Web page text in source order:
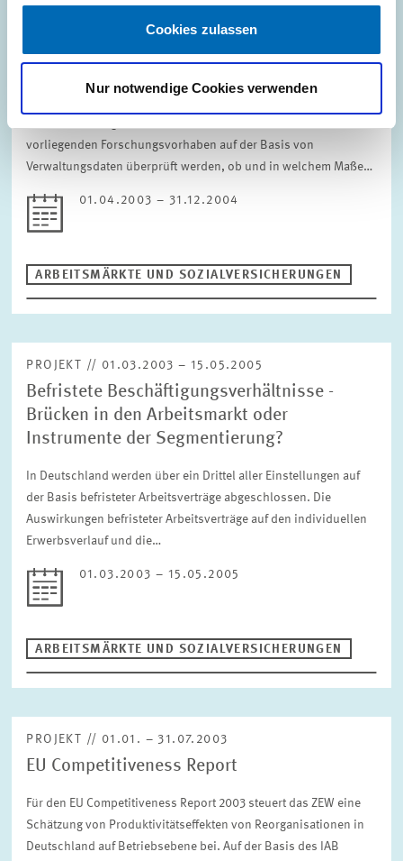
Cookies zulassen
Nur notwendige Cookies verwenden
Beschäftigungsförderung
vorliegenden Forschungsvorhaben auf der Basis von
Verwaltungsdaten überprüft werden, ob und in welchem Maße…
01.04.2003 – 31.12.2004
ARBEITSMÄRKTE UND SOZIALVERSICHERUNGEN
PROJEKT // 01.03.2003 – 15.05.2005
Befristete Beschäftigungsverhältnisse -
Brücken in den Arbeitsmarkt oder
Instrumente der Segmentierung?
In Deutschland werden über ein Drittel aller Einstellungen auf
der Basis befristeter Arbeitsverträge abgeschlossen. Die
Auswirkungen befristeter Arbeitsverträge auf den individuellen
Erwerbsverlauf und die…
01.03.2003 – 15.05.2005
ARBEITSMÄRKTE UND SOZIALVERSICHERUNGEN
PROJEKT // 01.01. – 31.07.2003
EU Competitiveness Report
Für den EU Competitiveness Report 2003 steuert das ZEW eine
Schätzung von Produktivitätseffekten von Reorganisationen in
Deutschland auf Betriebsebene bei. Auf der Basis des IAB